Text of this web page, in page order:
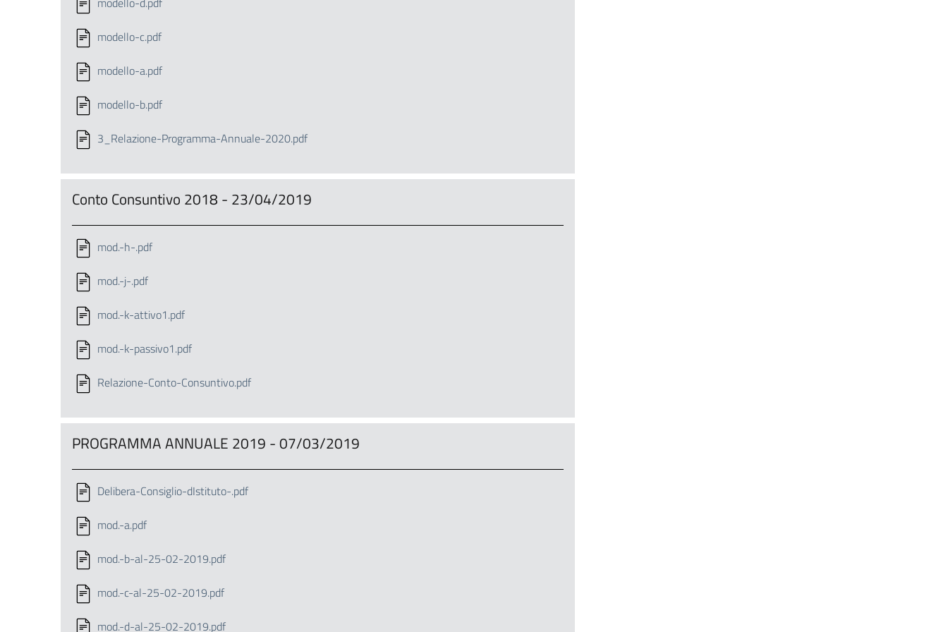
modello-c.pdf
modello-a.pdf
modello-b.pdf
3_Relazione-Programma-Annuale-2020.pdf
Conto Consuntivo 2018 - 23/04/2019
mod.-h-.pdf
mod.-j-.pdf
mod.-k-attivo1.pdf
mod.-k-passivo1.pdf
Relazione-Conto-Consuntivo.pdf
PROGRAMMA ANNUALE 2019 - 07/03/2019
Delibera-Consiglio-dIstituto-.pdf
mod.-a.pdf
mod.-b-al-25-02-2019.pdf
mod.-c-al-25-02-2019.pdf
mod.-d-al-25-02-2019.pdf